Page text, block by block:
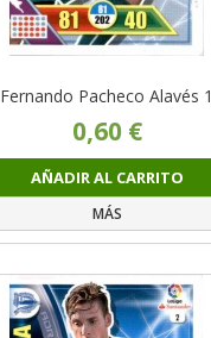
Fernando Pacheco Alavés 1
0,60 €
AÑADIR AL CARRITO
MÁS